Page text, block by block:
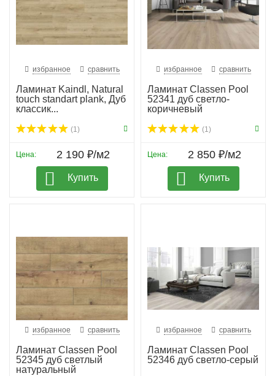
избранное сравнить
Ламинат Kaindl, Natural
touch standart plank, Дуб
классик...
(1)
Цена: 2 190 ₽/м2
Купить
избранное сравнить
Ламинат Classen Pool
52341 дуб светло-
коричневый
(1)
Цена: 2 850 ₽/м2
Купить
избранное сравнить
Ламинат Classen Pool
52345 дуб светлый
натуральный
избранное сравнить
Ламинат Classen Pool
52346 дуб светло-серый